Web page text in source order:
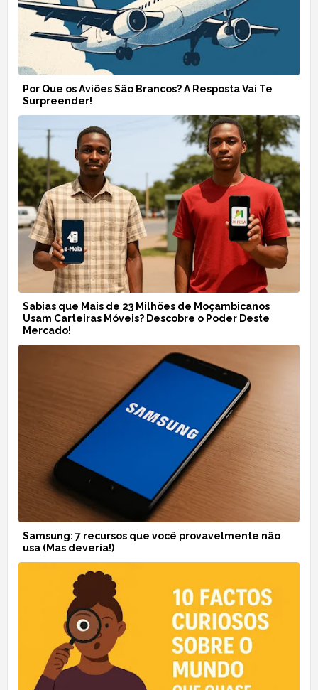
Por Que os Aviões São Brancos? A Resposta Vai Te
Surpreender!
Sabias que Mais de 23 Milhões de Moçambicanos
Usam Carteiras Móveis? Descobre o Poder Deste
Mercado!
Samsung: 7 recursos que você provavelmente não
usa (Mas deveria!)